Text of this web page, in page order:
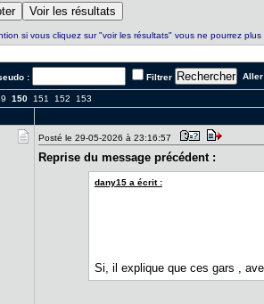
si vous cliquez sur "voir les résultats" vous ne pourrez plus
: Filtrer Aller
150 151 152 153
Posté le 29-05-2026 à 23:16:57
Reprise du message précédent :
dany15 a écrit :
Si, il explique que ces gars ,